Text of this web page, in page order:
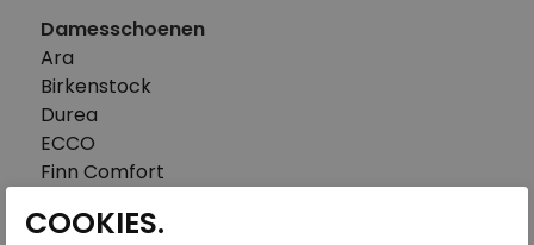
Damesschoenen
Ara
Birkenstock
Durea
ECCO
Finn Comfort
Gabor
COOKIES.